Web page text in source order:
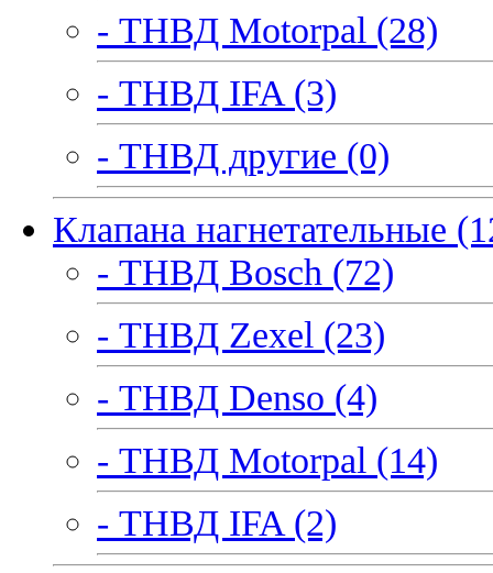
- ТНВД Motorpal (28)
- ТНВД IFA (3)
- ТНВД другие (0)
Клапана нагнетательные
- ТНВД Bosch (72)
- ТНВД Zexel (23)
- ТНВД Denso (4)
- ТНВД Motorpal (14)
- ТНВД IFA (2)